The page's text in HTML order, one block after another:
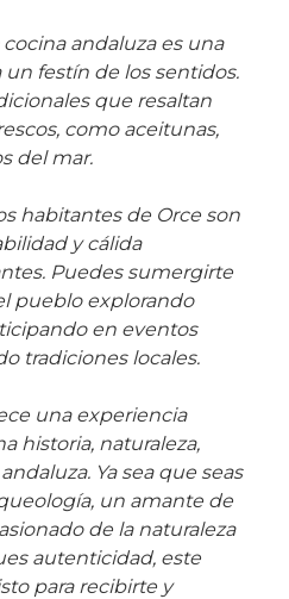
andaluza es una
festín de los sentidos.
que resaltan
como aceitunas,
del mar.
habitantes de Orce son
y cálida
Puedes sumergirte
pueblo explorando
en eventos
tradiciones locales.
una experiencia
historia, naturaleza,
Ya sea que seas
un amante de
de la naturaleza
autenticidad, este
para recibirte y